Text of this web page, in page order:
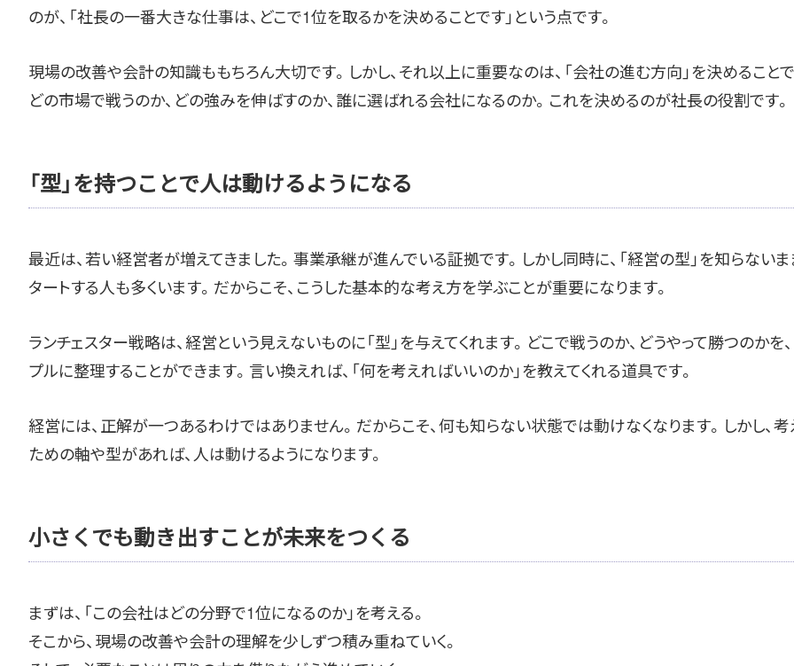
のが、「社長の一番大きな仕事は、どこで1位を取るかを決めることです」という点です。
現場の改善や会計の知識ももちろん大切です。しかし、それ以上に重要なのは、「会社の進む方向」を決めること
どの市場で戦うのか、どの強みを伸ばすのか、誰に選ばれる会社になるのか。これを決めるのが社長の役割です。
「型」を持つことで人は動けるようになる
最近は、若い経営者が増えてきました。事業承継が進んでいる証拠です。しかし同時に、「経営の型」を知らない
タートする人も多くいます。だからこそ、こうした基本的な考え方を学ぶことが重要になります。
ランチェスター戦略は、経営という見えないものに「型」を与えてくれます。どこで戦うのか、どうやって勝つのかを
プルに整理することができます。言い換えれば、「何を考えればいいのか」を教えてくれる道具です。
経営には、正解が一つあるわけではありません。だからこそ、何も知らない状態では動けなくなります。しかし、考
ための軸や型があれば、人は動けるようになります。
小さくでも動き出すことが未来をつくる
まずは、「この会社はどの分野で1位になるのか」を考える。
そこから、現場の改善や会計の理解を少しずつ積み重ねていく。